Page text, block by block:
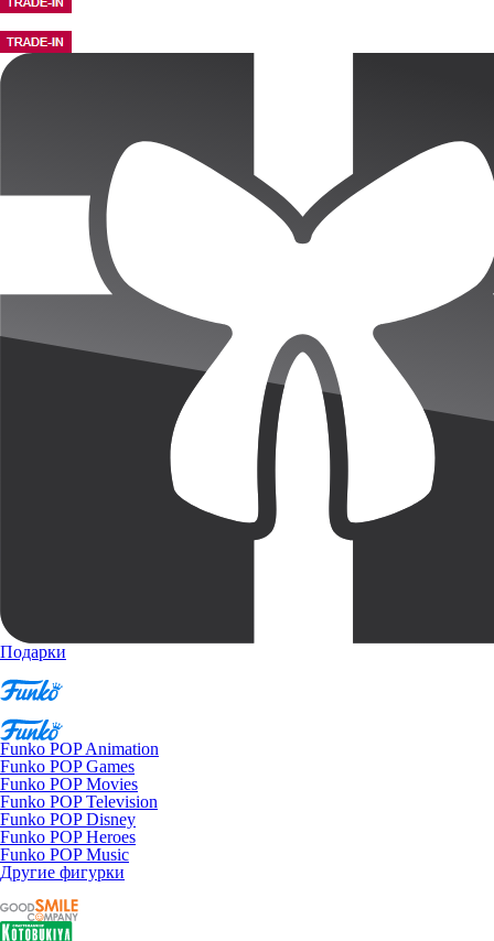
Подарки
Funko POP Animation
Funko POP Games
Funko POP Movies
Funko POP Television
Funko POP Disney
Funko POP Heroes
Funko POP Music
Другие фигурки